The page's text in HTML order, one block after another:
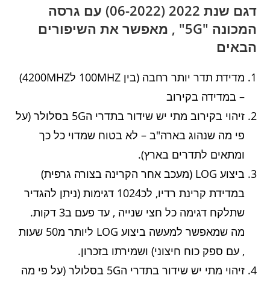
דגם שנת 2022 (06-2022) עם גרסה
המכונה "5G" , מאפשר את השיפורים
הבאים
מדידת תדר יותר רחבה (בין 100MHZ ל4200MHZ)
– במדידה בקירוב
זיהוי בקירוב מתי יש שידור בתדרי ה5G בסלולר (על
פי מה שנהוג בארה"ב – לא בטוח שמדוי כל כך
ומתאים לתדרים בארץ).
ביצוע LOG (מעכב אחר הקרינה בצורה גרפית)
במדידת קרינת רדיו, לכ1024 דגימות (ניתן להגדיר
שתלקח דגימה כל חצי שנייה , עד פעם ב3 דקות.
מה שמאפשר למעשה ביצוע LOG ליותר מ50 שעות
, עם ספק כוח חיצוני) ושמירתו בזכרון.
זיהוי מתי יש שידור בתדרי ה5G בסלולר (על פי מה